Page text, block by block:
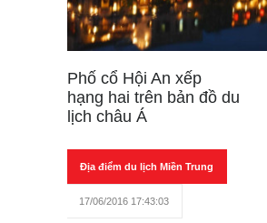
Phố cổ Hội An xếp
hạng hai trên bản đồ du
lịch châu Á
Địa điểm du lịch Miền Trung
17/06/2016 17:43:03